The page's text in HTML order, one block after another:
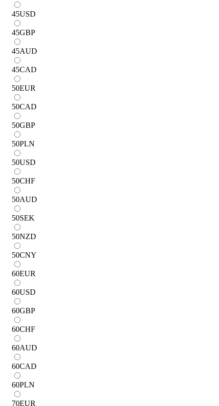
45USD
45GBP
45AUD
45CAD
50EUR
50CAD
50GBP
50PLN
50USD
50CHF
50AUD
50SEK
50NZD
50CNY
60EUR
60USD
60GBP
60CHF
60AUD
60CAD
60PLN
70EUR